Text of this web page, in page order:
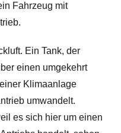
Fahrzeug mit
Ein Tank, der
einen umgekehrt
Klimaanlage
umwandelt.
es sich hier um einen